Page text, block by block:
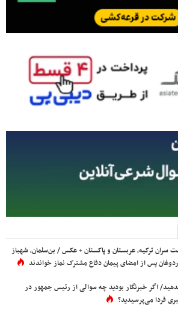
سران ترکیه، عربستان و پاکستان + عکس / بن‌سلمان، شهباز
پس از امضای پیمان دفاع مشترک نماز خواندند
اگر خبرنگار بودید چه سوالی از رئیس جمهور در
فردا می‌پرسیدید؟